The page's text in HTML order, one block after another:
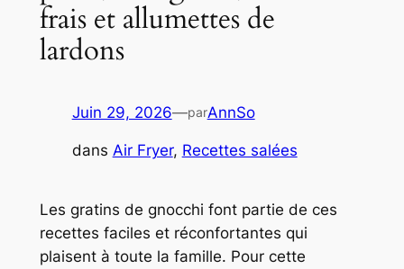
frais et allumettes de
lardons
Juin 29, 2026—parAnnSo
dans Air Fryer, Recettes salées
Les gratins de gnocchi font partie de ces
recettes faciles et réconfortantes qui
plaisent à toute la famille. Pour cette